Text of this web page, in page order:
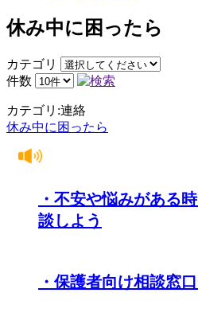
休み中に困ったら
カテゴリ
件数
カテゴリ:連絡
休み中に困ったら
・不安や悩みがある
談しよう
・保護者向け相談窓